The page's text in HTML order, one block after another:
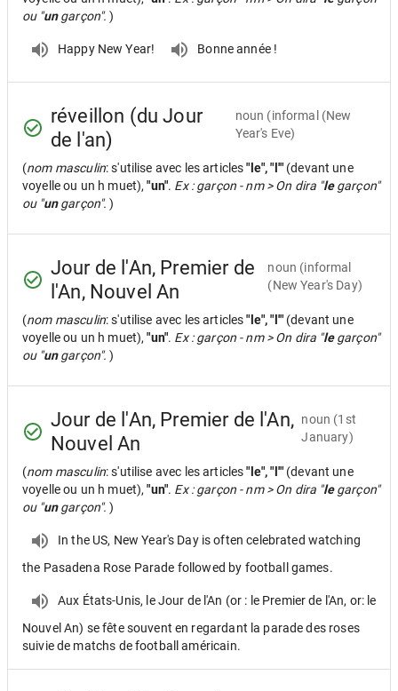
ou "ungarçon".)
Happy New Year! Bonne année !
réveillon (du Jour
de l'an)
noun (informal (New
Year's Eve)
(nom masculin: s'utilise avec les articles"le", "l'" (devant une
voyelle ou un h muet),"un". Ex : garçon - nm > On dira "legarçon"
ou "ungarçon".)
Jour de l'An, Premier de
l'An, Nouvel An
noun (informal
(New Year's Day)
(nom masculin: s'utilise avec les articles"le", "l'" (devant une
voyelle ou un h muet),"un". Ex : garçon - nm > On dira "legarçon"
ou "ungarçon".)
Jour de l'An, Premier de l'An,
Nouvel An
noun (1st
January)
(nom masculin: s'utilise avec les articles"le", "l'" (devant une
voyelle ou un h muet),"un". Ex : garçon - nm > On dira "legarçon"
ou "ungarçon".)
In the US, New Year's Day is often celebrated watching
the Pasadena Rose Parade followed by football games.
Aux États-Unis, le Jour de l'An (or : le Premier de l'An, or: le
Nouvel An) se fête souvent en regardant la parade des roses
suivie de matchs de football américain.